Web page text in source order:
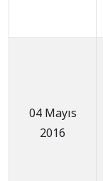
04 Mayıs
2016